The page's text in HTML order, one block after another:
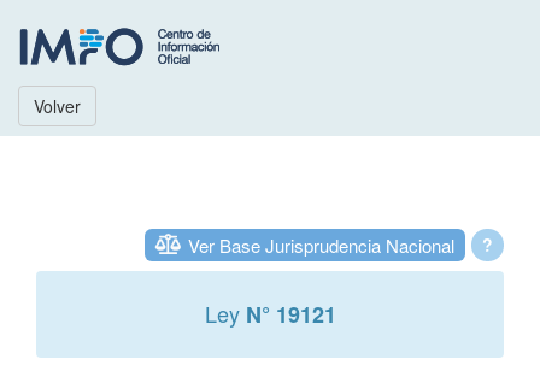
Volver
?
Ver Base Jurisprudencia Nacional
Ley N° 19121